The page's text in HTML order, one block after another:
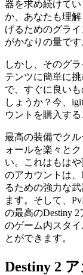
器を求め続けて
か、あなたも理
げるためのグラ
がかなりの量です
しかし、そのグ
テンツに簡単に
で、すぐに良い
しょうか？今、
ウントを購入す
最高の装備でク
ォールを楽々と
い。これはもは
のアカウントは
るための強力な
ます。そして、
の最高のDestiny
のゲーム内スタ
とができます。
Destiny 2